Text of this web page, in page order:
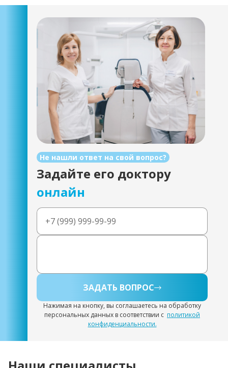
Не нашли ответ на свой вопрос?
Задайте его доктору
онлайн
ЗАДАТЬ ВОПРОС
Нажимая на кнопку, вы соглашаетесь на обработку
персональных данных в соответствии с политикой
конфиденциальности.